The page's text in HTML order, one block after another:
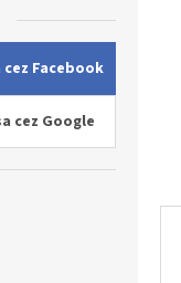
Facebook
cez Google